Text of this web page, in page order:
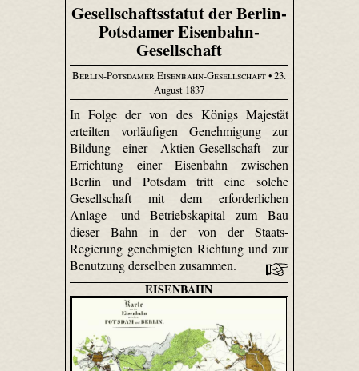
Gesellschaftsstatut der Berlin-
Potsdamer Eisenbahn-
Gesellschaft
Berlin-Potsdamer Eisenbahn-Gesellschaft• 23.
August 1837
In Folge der von des Königs Majestät
erteilten vorläufigen Genehmigung zur
Bildung einer Aktien-Gesellschaft zur
Errichtung einer Eisenbahn zwischen
Berlin und Potsdam tritt eine solche
Gesellschaft mit dem erforderlichen
Anlage- und Betriebskapital zum Bau
dieser Bahn in der von der Staats-
Regierung genehmigten Richtung und zur
Benutzung derselben zusammen.
EISENBAHN